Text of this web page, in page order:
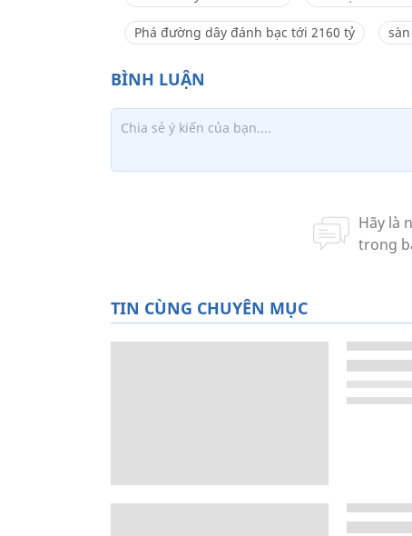
Phá đường dây đánh bạc tới 2160 tỷ sàn
TIN CÙNG CHUYÊN MỤC